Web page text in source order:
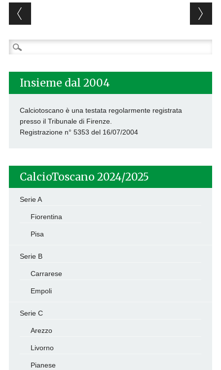
Post navigation
Ricerca
per:
Insieme dal 2004
Calciotoscano è una testata regolarmente registrata
presso il Tribunale di Firenze.
Registrazione n° 5353 del 16/07/2004
CalcioToscano 2024/2025
Serie A
Fiorentina
Pisa
Serie B
Carrarese
Empoli
Serie C
Arezzo
Livorno
Pianese